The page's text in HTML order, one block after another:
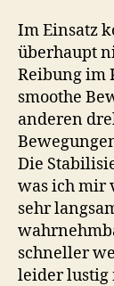
Im Einsatz
überhaupt
Reibung im
smoothe
anderen
Die
was ich mir
sehr
schneller
leider lustig